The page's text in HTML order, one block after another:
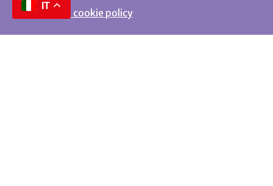
Privacy e cookie policy
IT